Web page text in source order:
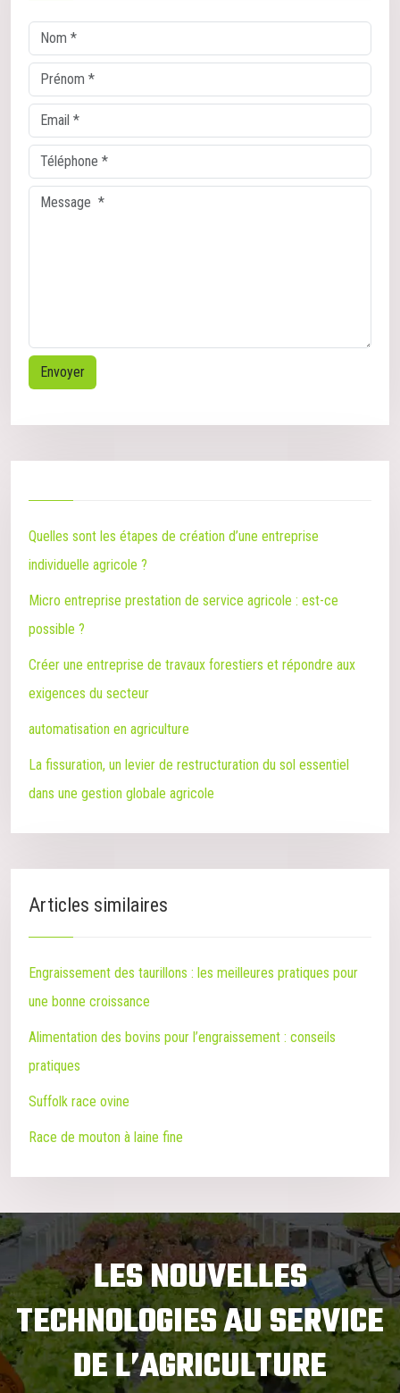
Quelles sont les étapes de création d’une entreprise
individuelle agricole ?
Micro entreprise prestation de service agricole : est-ce
possible ?
Créer une entreprise de travaux forestiers et répondre aux
exigences du secteur
automatisation en agriculture
La fissuration, un levier de restructuration du sol essentiel
dans une gestion globale agricole
Articles similaires
Engraissement des taurillons : les meilleures pratiques pour
une bonne croissance
Alimentation des bovins pour l’engraissement : conseils
pratiques
Suffolk race ovine
Race de mouton à laine fine
LES NOUVELLES
TECHNOLOGIES AU SERVICE
DE L’AGRICULTURE